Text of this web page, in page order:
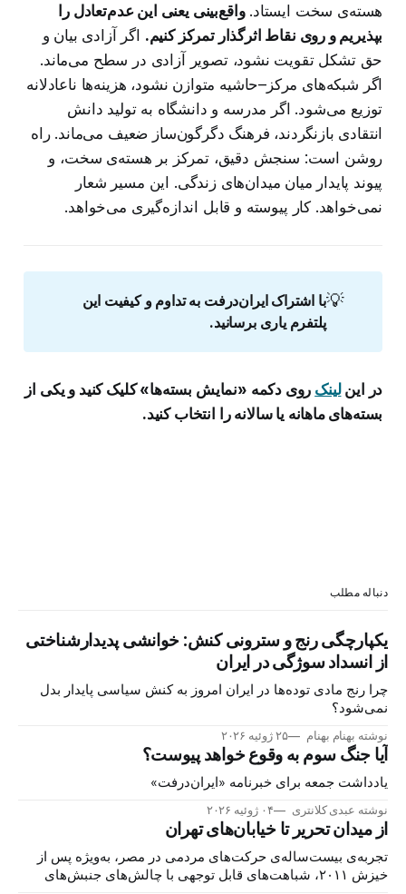
هسته‌ی سخت ایستاد.واقع‌بینی یعنی این عدم‌تعادل را
بپذیریم و روی نقاط اثرگذار تمرکز کنیم. اگر آزادی بیان و
حق تشکل تقویت نشود، تصویر آزادی در سطح می‌ماند.
اگر شبکه‌های مرکز–حاشیه متوازن نشود، هزینه‌ها ناعادلانه
توزیع می‌شود. اگر مدرسه و دانشگاه به تولید دانش
انتقادی بازنگردند، فرهنگ دگرگون‌ساز ضعیف می‌ماند. راه
روشن است: سنجش دقیق، تمرکز بر هسته‌ی سخت، و
پیوند پایدار میان میدان‌های زندگی. این مسیر شعار
نمی‌خواهد. کار پیوسته و قابل اندازه‌گیری می‌خواهد.
💡
پلتفرم یاری برسانید.
در اینلینک روی دکمه «نمایش بسته‌ها» کلیک کنید و یکی از
بسته‌های ماهانه یا سالانه را انتخاب کنید.
دنباله مطلب
یکپارچگی رنج و سترونی کنش: خوانشی پدیدارشناختی
از انسداد سوژگی در ایران
چرا رنج مادی توده‌ها در ایران امروز به کنش سیاسی پایدار بدل
نمی‌شود؟
نوشته بهنام بهنام ۲۵ ژوئیه ۲۰۲۶
آیا جنگ سوم به وقوع خواهد پیوست؟
یادداشت جمعه برای خبرنامه «ایران‌درفت»
نوشته عبدی کلانتری ۰۴ ژوئیه ۲۰۲۶
از میدان تحریر تا خیابان‌های تهران
تجربه‌ی بیست‌ساله‌ی حرکت‌های مردمی در مصر، به‌ویژه پس از
خیزش ۲۰۱۱، شباهت‌های قابل توجهی با چالش‌های جنبش‌های